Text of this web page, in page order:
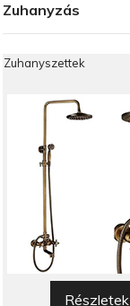
Zuhanyzás
Zuhanyszettek
Részletek